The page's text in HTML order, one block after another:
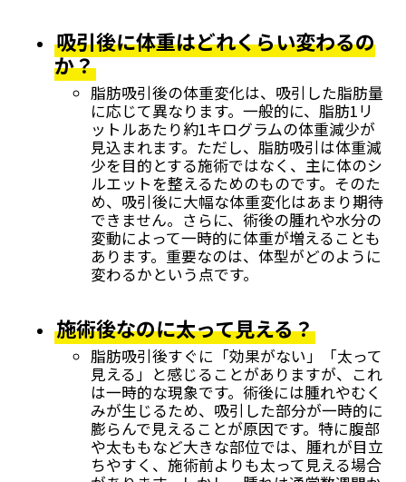
吸引後に体重はどれくらい変わるの
か？
脂肪吸引後の体重変化は、吸引した脂肪量
に応じて異なります。一般的に、脂肪1リ
ットルあたり約1キログラムの体重減少が
見込まれます。ただし、脂肪吸引は体重減
少を目的とする施術ではなく、主に体のシ
ルエットを整えるためのものです。そのた
め、吸引後に大幅な体重変化はあまり期待
できません。さらに、術後の腫れや水分の
変動によって一時的に体重が増えることも
あります。重要なのは、体型がどのように
変わるかという点です。
施術後なのに太って見える？
脂肪吸引後すぐに「効果がない」「太って
見える」と感じることがありますが、これ
は一時的な現象です。術後には腫れやむく
みが生じるため、吸引した部分が一時的に
膨らんで見えることが原因です。特に腹部
や太ももなど大きな部位では、腫れが目立
ちやすく、施術前よりも太って見える場合